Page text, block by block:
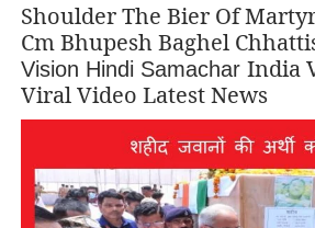
Shoulder The Bier Of
Cm Bhupesh Baghel
Vision Hindi Samachar India
ViralVideo Latest News